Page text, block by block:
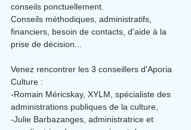
conseils ponctuellement.
Conseils méthodiques, administratifs,
financiers, besoin de contacts, d'aide à la
prise de décision...
Venez rencontrer les 3 conseillers d'Aporia
Culture :
-Romain Méricskay, XYLM, spécialiste des
administrations publiques de la culture,
-Julie Barbazanges, administratrice et